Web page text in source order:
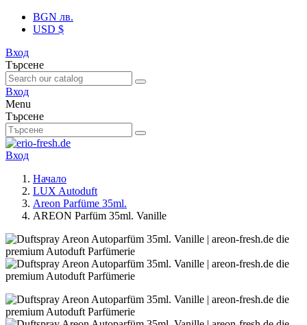
BGN лв.
USD $
Вход
Търсене
Вход
Menu
Търсене
Вход
Начало
LUX Autoduft
Areon Parfüme 35ml.
AREON Parfüm 35ml. Vanille